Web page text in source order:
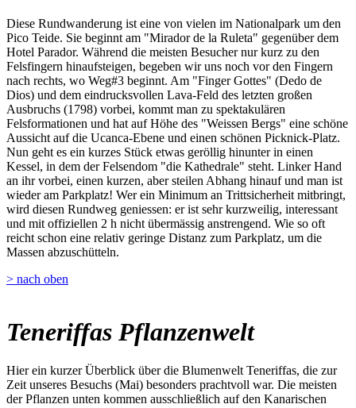
Diese Rundwanderung ist eine von vielen im Nationalpark um den
Pico Teide. Sie beginnt am "Mirador de la Ruleta" gegenüber dem
Hotel Parador. Während die meisten Besucher nur kurz zu den
Felsfingern hinaufsteigen, begeben wir uns noch vor den Fingern
nach rechts, wo Weg#3 beginnt. Am "Finger Gottes" (Dedo de
Dios) und dem eindrucksvollen Lava-Feld des letzten großen
Ausbruchs (1798) vorbei, kommt man zu spektakulären
Felsformationen und hat auf Höhe des "Weissen Bergs" eine schöne
Aussicht auf die Ucanca-Ebene und einen schönen Picknick-Platz.
Nun geht es ein kurzes Stück etwas geröllig hinunter in einen
Kessel, in dem der Felsendom "die Kathedrale" steht. Linker Hand
an ihr vorbei, einen kurzen, aber steilen Abhang hinauf und man ist
wieder am Parkplatz! Wer ein Minimum an Trittsicherheit mitbringt,
wird diesen Rundweg geniessen: er ist sehr kurzweilig, interessant
und mit offiziellen 2 h nicht übermässig anstrengend. Wie so oft
reicht schon eine relativ geringe Distanz zum Parkplatz, um die
Massen abzuschütteln.
> nach oben
Teneriffas Pflanzenwelt
Hier ein kurzer Überblick über die Blumenwelt Teneriffas, die zur
Zeit unseres Besuchs (Mai) besonders prachtvoll war. Die meisten
der Pflanzen unten kommen ausschließlich auf den Kanarischen